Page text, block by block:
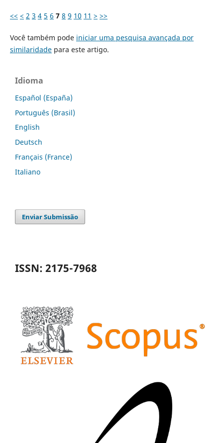
<< < 2 3 4 5 6 7 8 9 10 11 > >>
Você também pode iniciar uma pesquisa avançada por
similaridadepara este artigo.
Idioma
Español (España)
Português (Brasil)
English
Deutsch
Français (France)
Italiano
Enviar Submissão
ISSN: 2175-7968